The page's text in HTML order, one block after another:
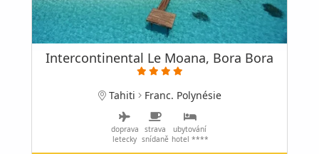
Intercontinental Le Moana, Bora Bora
Tahiti Franc. Polynésie
doprava
letecky
strava
snídaně
ubytování
hotel ****